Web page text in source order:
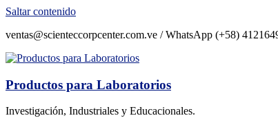
Saltar contenido
ventas@scienteccorpcenter.com.ve / WhatsApp (+58)
Productos para Laboratorios
Investigación, Industriales y Educacionales.